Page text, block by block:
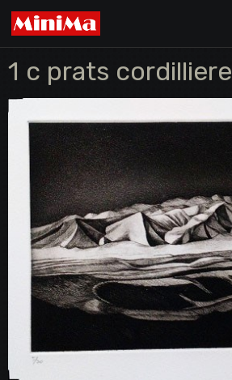
1 c prats cordilliere